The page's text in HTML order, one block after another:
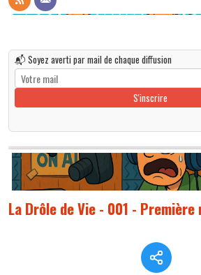
📬 Soyez averti par mail de chaque diffusion
S'inscrire
La Drôle de Vie - 001 - Première